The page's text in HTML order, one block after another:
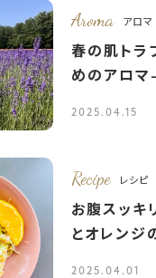
Aroma アロマ
春の肌トラ
めのアロマ
2025.04.15
Recipe レシピ
お腹スッキ
とオレンジ
2025.04.01